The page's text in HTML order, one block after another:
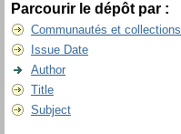
Parcourir le dépôt par :
Communautés et collections
Issue Date
Author
Title
Subject